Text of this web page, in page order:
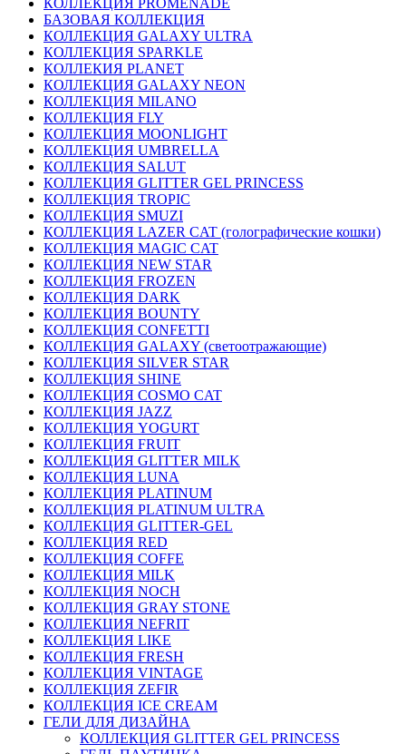
БАЗОВАЯ КОЛЛЕКЦИЯ
КОЛЛЕКЦИЯ GALAXY ULTRA
КОЛЛЕКЦИЯ SPARKLE
КОЛЛЕКИЯ PLANET
КОЛЛЕКЦИЯ GALAXY NEON
КОЛЛЕКЦИЯ MILANO
КОЛЛЕКЦИЯ FLY
КОЛЛЕКЦИЯ MOONLIGHT
КОЛЛЕКЦИЯ UMBRELLA
КОЛЛЕКЦИЯ SALUT
КОЛЛЕКЦИЯ GLITTER GEL PRINCESS
КОЛЛЕКЦИЯ TROPIC
КОЛЛЕКЦИЯ SMUZI
КОЛЛЕКЦИЯ LAZER CAT (голографические кошки)
КОЛЛЕКЦИЯ MAGIC CAT
КОЛЛЕКЦИЯ NEW STAR
КОЛЛЕКЦИЯ FROZEN
КОЛЛЕКЦИЯ DARK
КОЛЛЕКЦИЯ BOUNTY
КОЛЛЕКЦИЯ CONFETTI
КОЛЛЕКЦИЯ GALAXY (светоотражающие)
КОЛЛЕКЦИЯ SILVER STAR
КОЛЛЕКЦИЯ SHINE
КОЛЛЕКЦИЯ COSMO CAT
КОЛЛЕКЦИЯ JAZZ
КОЛЛЕКЦИЯ YOGURT
КОЛЛЕКЦИЯ FRUIT
КОЛЛЕКЦИЯ GLITTER MILK
КОЛЛЕКЦИЯ LUNA
КОЛЛЕКЦИЯ PLATINUM
КОЛЛЕКЦИЯ PLATINUM ULTRA
КОЛЛЕКЦИЯ GLITTER-GEL
КОЛЛЕКЦИЯ RED
КОЛЛЕКЦИЯ COFFE
КОЛЛЕКЦИЯ MILK
КОЛЛЕКЦИЯ NOCH
КОЛЛЕКЦИЯ GRAY STONE
КОЛЛЕКЦИЯ NEFRIT
КОЛЛЕКЦИЯ LIKE
КОЛЛЕКЦИЯ FRESH
КОЛЛЕКЦИЯ VINTAGE
КОЛЛЕКЦИЯ ZEFIR
КОЛЛЕКЦИЯ ICE CREAM
ГЕЛИ ДЛЯ ДИЗАЙНА
КОЛЛЕКЦИЯ GLITTER GEL PRINCESS